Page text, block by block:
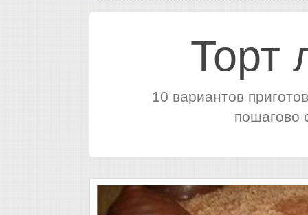
Торт
10 вариантов
пошагово